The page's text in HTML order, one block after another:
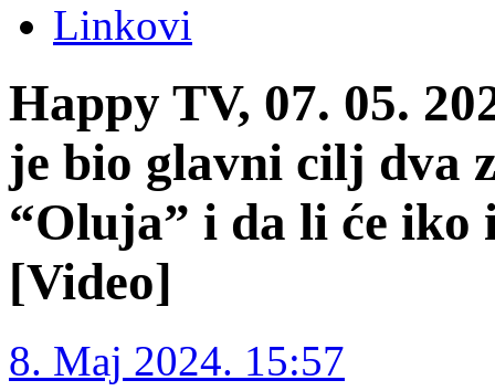
Linkovi
Happy TV, 07. 05.
je bio glavni cilj dva
“Oluja” i da li će iko
[Video]
8. Maj 2024. 15:57